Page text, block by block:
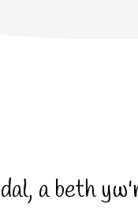
a beth